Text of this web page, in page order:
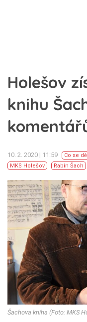
Holešov
knihu
10. 2. 2020 | 11:59 Co se
MKS Holešov
Rabín Šach
Šachova kniha (Foto: MKS